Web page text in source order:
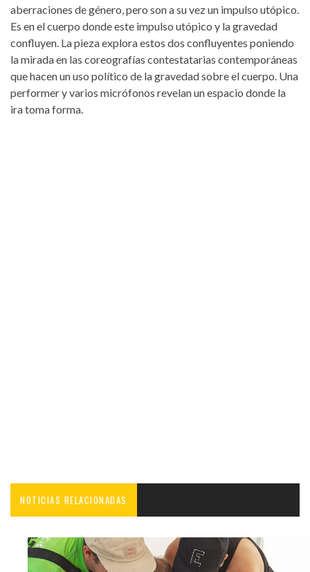
aberraciones de género, pero son a su vez un impulso utópico.
Es en el cuerpo donde este impulso utópico y la gravedad
confluyen. La pieza explora estos dos confluyentes poniendo
la mirada en las coreografías contestatarias contemporáneas
que hacen un uso político de la gravedad sobre el cuerpo. Una
performer y varios micrófonos revelan un espacio donde la
ira toma forma.
NOTICIAS RELACIONADAS